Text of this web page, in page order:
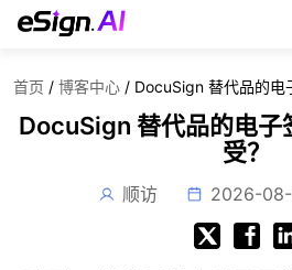
首页 / 博客中心 / DocuSign 替代品的电
DocuSign 替代品的电子
受？
顺访 2026-